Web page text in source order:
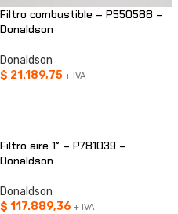
Filtro combustible – P550588 –
Donaldson
Donaldson
$ 21.189,75 + IVA
Filtro aire 1° – P781039 –
Donaldson
Donaldson
$ 117.889,36 + IVA